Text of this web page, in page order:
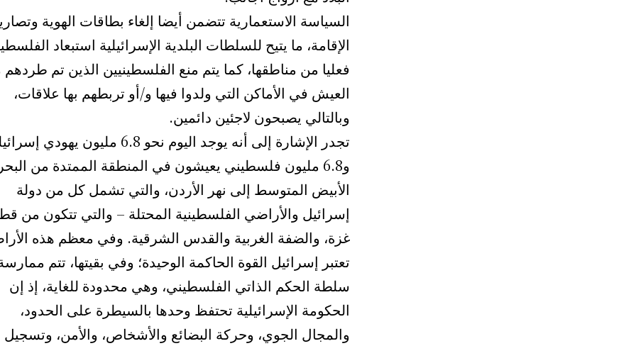
السياسة الاستعمارية تتضمن أيضا إلغاء بطاقات الهوية
الإقامة، ما يتيح للسلطات البلدية الإسرائيلية استبعاد
فعليا من مناطقها، كما يتم منع الفلسطينيين الذين تم
العيش في الأماكن التي ولدوا فيها و/أو تربطهم بها علاقات،
وبالتالي يصبحون لاجئين دائمين.
تجدر الإشارة إلى أنه يوجد اليوم نحو 6.8 مليون يهودي
و6.8 مليون فلسطيني يعيشون في المنطقة الممتدة من البحر
الأبيض المتوسط إلى نهر الأردن، والتي تشمل كل من دولة
إسرائيل والأراضي الفلسطينية المحتلة – والتي تتكون من
غزة، والضفة الغربية والقدس الشرقية. وفي معظم هذه
تعتبر إسرائيل القوة الحاكمة الوحيدة؛ وفي بقيتها، تتم
سلطة الحكم الذاتي الفلسطيني، وهي محدودة للغاية، إذ إن
الحكومة الإسرائيلية تحتفظ وحدها بالسيطرة على الحدود،
والمجال الجوي، وحركة البضائع والأشخاص، والأمن، وتسجيل